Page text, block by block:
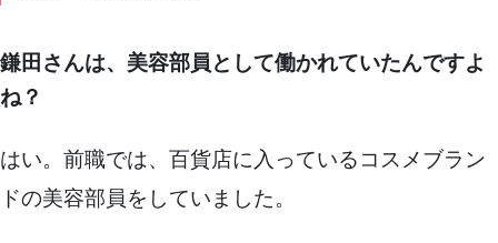
鎌田さんは、美容部員として働かれていたんですよ
ね？
はい。前職では、百貨店に入っているコスメブラン
ドの美容部員をしていました。